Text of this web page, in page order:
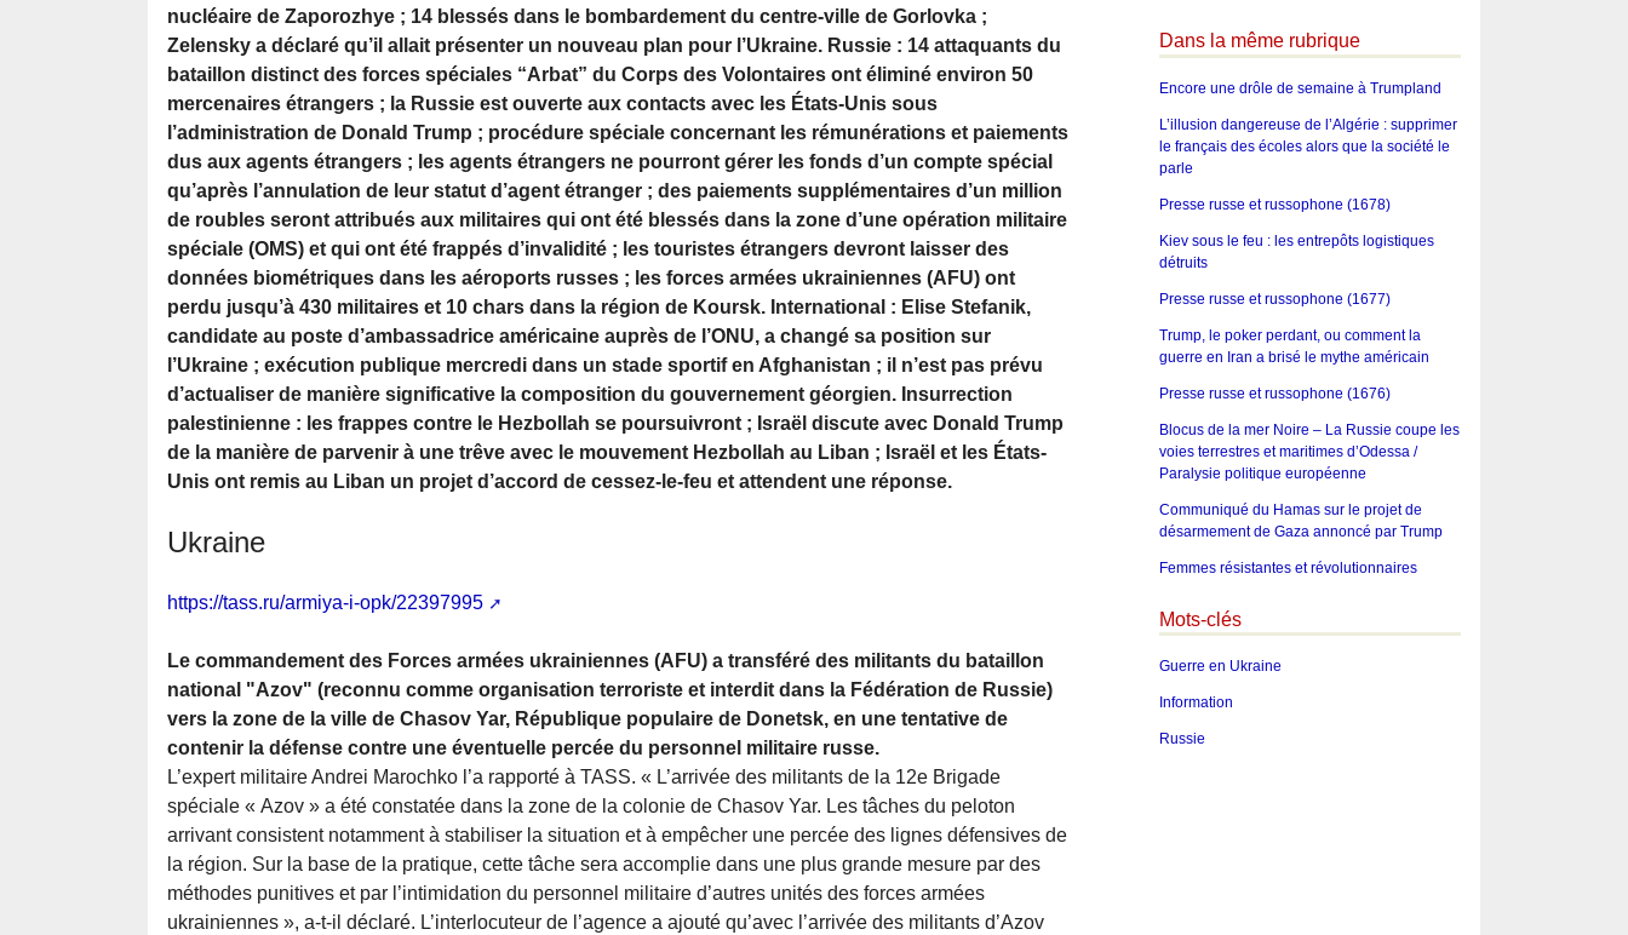
nucléaire de Zaporozhye ; 14 blessés dans le bombardement du centre-ville de Gorlovka ;
Zelensky a déclaré qu’il allait présenter un nouveau plan pour l’Ukraine. Russie : 14 attaquants du
bataillon distinct des forces spéciales “Arbat” du Corps des Volontaires ont éliminé environ 50
mercenaires étrangers ; la Russie est ouverte aux contacts avec les États-Unis sous
l’administration de Donald Trump ; procédure spéciale concernant les rémunérations et paiements
dus aux agents étrangers ; les agents étrangers ne pourront gérer les fonds d’un compte spécial
qu’après l’annulation de leur statut d’agent étranger ; des paiements supplémentaires d’un million
de roubles seront attribués aux militaires qui ont été blessés dans la zone d’une opération militaire
spéciale (OMS) et qui ont été frappés d’invalidité ; les touristes étrangers devront laisser des
données biométriques dans les aéroports russes ; les forces armées ukrainiennes (AFU) ont
perdu jusqu’à 430 militaires et 10 chars dans la région de Koursk. International : Elise Stefanik,
candidate au poste d’ambassadrice américaine auprès de l’ONU, a changé sa position sur
l’Ukraine ; exécution publique mercredi dans un stade sportif en Afghanistan ; il n’est pas prévu
d’actualiser de manière significative la composition du gouvernement géorgien. Insurrection
palestinienne : les frappes contre le Hezbollah se poursuivront ; Israël discute avec Donald Trump
de la manière de parvenir à une trêve avec le mouvement Hezbollah au Liban ; Israël et les États-
Unis ont remis au Liban un projet d’accord de cessez-le-feu et attendent une réponse.
Ukraine
https://tass.ru/armiya-i-opk/22397995
Le commandement des Forces armées ukrainiennes (AFU) a transféré des militants du bataillon
national "Azov" (reconnu comme organisation terroriste et interdit dans la Fédération de Russie)
vers la zone de la ville de Chasov Yar, République populaire de Donetsk, en une tentative de
contenir la défense contre une éventuelle percée du personnel militaire russe.
L’expert militaire Andrei Marochko l’a rapporté à TASS. « L’arrivée des militants de la 12e Brigade
spéciale « Azov » a été constatée dans la zone de la colonie de Chasov Yar. Les tâches du peloton
arrivant consistent notamment à stabiliser la situation et à empêcher une percée des lignes défensives de
la région. Sur la base de la pratique, cette tâche sera accomplie dans une plus grande mesure par des
méthodes punitives et par l’intimidation du personnel militaire d’autres unités des forces armées
ukrainiennes », a-t-il déclaré. L’interlocuteur de l’agence a ajouté qu’avec l’arrivée des militants d’Azov
Dans la même rubrique
Encore une drôle de semaine à Trumpland
L’illusion dangereuse de l’Algérie : supprimer
le français des écoles alors que la société le
parle
Presse russe et russophone (1678)
Kiev sous le feu : les entrepôts logistiques
détruits
Presse russe et russophone (1677)
Trump, le poker perdant, ou comment la
guerre en Iran a brisé le mythe américain
Presse russe et russophone (1676)
Blocus de la mer Noire – La Russie coupe les
voies terrestres et maritimes d’Odessa /
Paralysie politique européenne
Communiqué du Hamas sur le projet de
désarmement de Gaza annoncé par Trump
Femmes résistantes et révolutionnaires
Mots-clés
Guerre en Ukraine
Information
Russie